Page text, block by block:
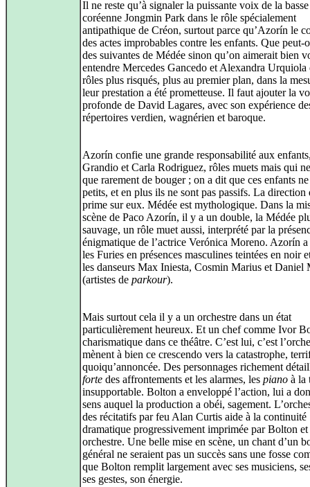
Il ne reste qu’à signaler la puissante voix de la basse
coréenne Jongmin Park dans le rôle spécialement
antipathique de Créon, surtout parce qu’Azorín le
des actes improbables contre les enfants. Que
des suivantes de Médée sinon qu’on aimerait bien
entendre Mercedes Gancedo et Alexandra Urquiola
rôles plus risqués, plus au premier plan, dans la
leur prestation a été prometteuse. Il faut ajouter la
profonde de David Lagares, avec son expérience
répertoires verdien, wagnérien et baroque.
Azorín confie une grande responsabilité aux
Grandio et Carla Rodriguez, rôles muets mais qui
que rarement de bouger ; on a dit que ces enfants
petits, et en plus ils ne sont pas passifs. La direction
prime sur eux. Médée est mythologique. Dans la
scène de Paco Azorín, il y a un double, la Médée
sauvage, un rôle muet aussi, interprété par la
énigmatique de l’actrice Verónica Moreno. Azorín
les Furies en présences masculines teintées en noir
les danseurs Max Iniesta, Cosmin Marius et Daniel
(artistes de parkour).
Mais surtout cela il y a un orchestre dans un état
particulièrement heureux. Et un chef comme Ivor
charismatique dans ce théâtre. C’est lui, c’est
mènent à bien ce crescendo vers la catastrophe,
quoiqu’annoncée. Des personnages richement
forte des affrontements et les alarmes, les piano à la
insupportable. Bolton a enveloppé l’action, lui a
sens auquel la production a obéi, sagement.
des récitatifs par feu Alan Curtis aide à la continuité
dramatique progressivement imprimée par Bolton et
orchestre. Une belle mise en scène, un chant d’un
général ne seraient pas un succès sans une fosse
que Bolton remplit largement avec ses musiciens,
ses gestes, son énergie.